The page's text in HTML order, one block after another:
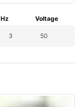
Hz
Voltage
3 50